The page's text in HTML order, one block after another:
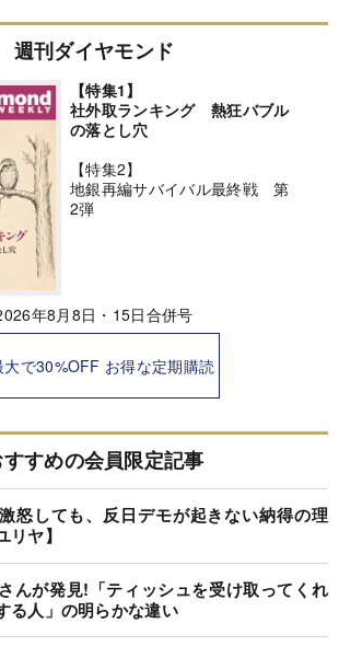
週刊ダイヤモンド
【特集1】
社外取ランキング 熱狂バブル
の落とし穴
【特集2】
地銀再編サバイバル最終戦 第
2弾
年8月8日・15日合併号
で30%OFF お得な定期購読
すめの会員限定記事
怒しても、反日デモが起きない納得の理
ヤ】
んが発見!「ティッシュを受け取ってくれ
る人」の明らかな違い